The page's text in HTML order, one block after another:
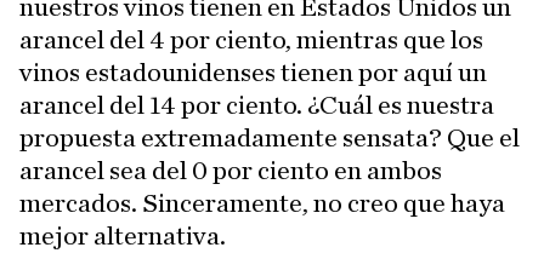
nuestros vinos tienen en Estados Unidos un
arancel del 4 por ciento, mientras que los
vinos estadounidenses tienen por aquí un
arancel del 14 por ciento. ¿Cuál es nuestra
propuesta extremadamente sensata? Que el
arancel sea del 0 por ciento en ambos
mercados. Sinceramente, no creo que haya
mejor alternativa.